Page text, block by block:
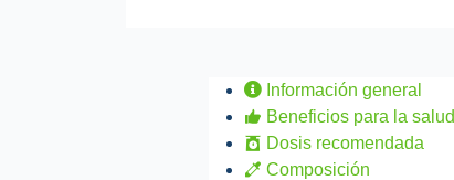
Información general
Beneficios para la salud
Dosis recomendada
Composición